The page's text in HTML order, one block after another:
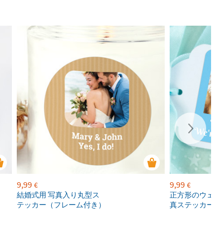
9,99 €
結婚式用 写真入り丸型ス
テッカー（フレーム付き）
9,99 €
正方形のウ
真ステッカー